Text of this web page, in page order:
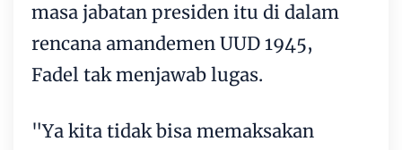
masa jabatan presiden itu di dalam
rencana amandemen UUD 1945,
Fadel tak menjawab lugas.
"Ya kita tidak bisa memaksakan